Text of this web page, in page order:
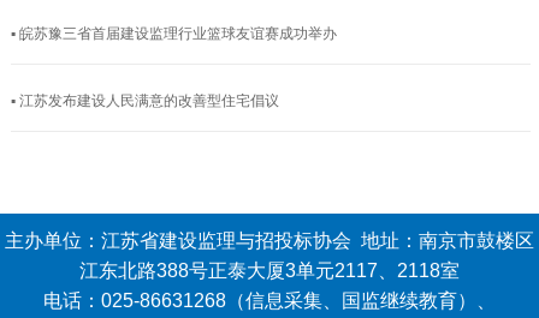
▪ 皖苏豫三省首届建设监理行业篮球友谊赛成功举办
▪ 江苏发布建设人民满意的改善型住宅倡议
主办单位：江苏省建设监理与招投标协会 地址：南京市鼓楼区
江东北路388号正泰大厦3单元2117、2118室
电话：025-86631268（信息采集、国监继续教育）、